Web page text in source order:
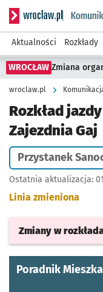
Serwis informacyjny
Aktualności Rozkłady
WROCŁAW Zmiana
wroclaw.pl
Rozkład
Zajezdnia Gaj
Przystanek
Ostatnia aktualizacja:
Linia zmieniona
Zmiany w
Poradnik